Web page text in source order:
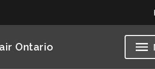
Ontario